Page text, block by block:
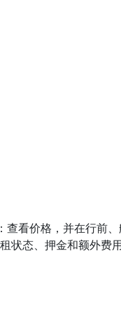
查看价格，并在行
状态、押金和额外费用